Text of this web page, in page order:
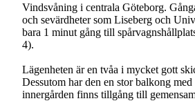
Vindsvåning i centrala Göteborg.
och sevärdheter som Liseberg och
bara 1 minut gång till
4).
Lägenheten är en tvåa i mycket gott
Dessutom har den en stor balkong
innergården finns tillgång till